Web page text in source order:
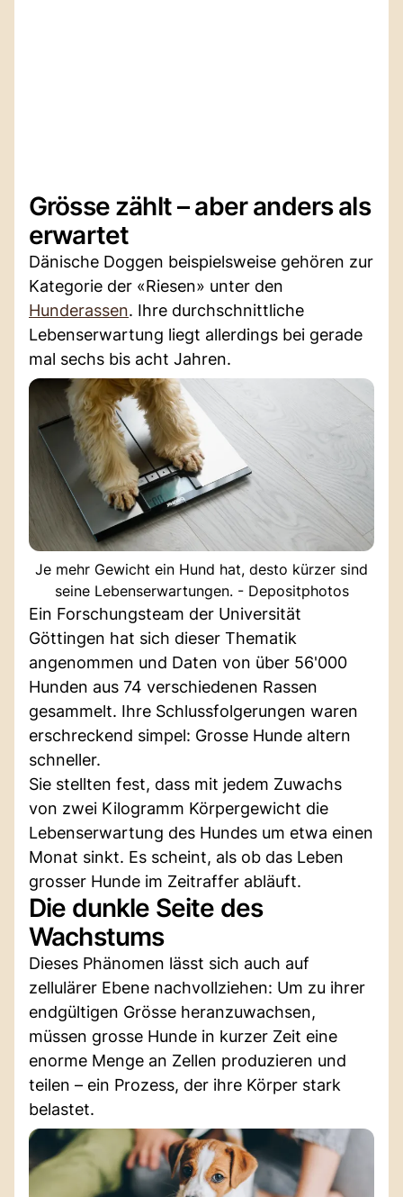
Grösse zählt – aber anders als
erwartet
Dänische Doggen beispielsweise gehören zur
Kategorie der «Riesen» unter den
Hunderassen. Ihre durchschnittliche
Lebenserwartung liegt allerdings bei gerade
mal sechs bis acht Jahren.
Je mehr Gewicht ein Hund hat, desto kürzer sind
seine Lebenserwartungen. - Depositphotos
Ein Forschungsteam der Universität
Göttingen hat sich dieser Thematik
angenommen und Daten von über 56'000
Hunden aus 74 verschiedenen Rassen
gesammelt. Ihre Schlussfolgerungen waren
erschreckend simpel: Grosse Hunde altern
schneller.
Sie stellten fest, dass mit jedem Zuwachs
von zwei Kilogramm Körpergewicht die
Lebenserwartung des Hundes um etwa einen
Monat sinkt. Es scheint, als ob das Leben
grosser Hunde im Zeitraffer abläuft.
Die dunkle Seite des
Wachstums
Dieses Phänomen lässt sich auch auf
zellulärer Ebene nachvollziehen: Um zu ihrer
endgültigen Grösse heranzuwachsen,
müssen grosse Hunde in kurzer Zeit eine
enorme Menge an Zellen produzieren und
teilen – ein Prozess, der ihre Körper stark
belastet.